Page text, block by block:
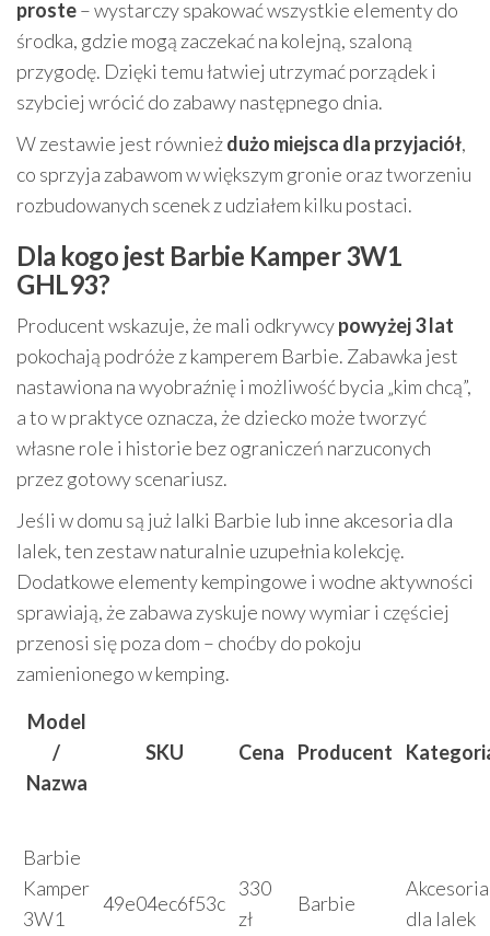
proste– wystarczy spakować wszystkie elementy do
środka, gdzie mogą zaczekać na kolejną, szaloną
przygodę. Dzięki temu łatwiej utrzymać porządek i
szybciej wrócić do zabawy następnego dnia.
W zestawie jest równieżdużo miejsca dla przyjaciół,
co sprzyja zabawom w większym gronie oraz tworzeniu
rozbudowanych scenek z udziałem kilku postaci.
Dla kogo jest Barbie Kamper 3W1
GHL93?
Producent wskazuje, że mali odkrywcypowyżej 3 lat
pokochają podróże z kamperem Barbie. Zabawka jest
nastawiona na wyobraźnię i możliwość bycia „kim chcą”,
a to w praktyce oznacza, że dziecko może tworzyć
własne role i historie bez ograniczeń narzuconych
przez gotowy scenariusz.
Jeśli w domu są już lalki Barbie lub inne akcesoria dla
lalek, ten zestaw naturalnie uzupełnia kolekcję.
Dodatkowe elementy kempingowe i wodne aktywności
sprawiają, że zabawa zyskuje nowy wymiar i częściej
przenosi się poza dom – choćby do pokoju
zamienionego w kemping.
Model
/
Nazwa
SKU Cena Producent
Barbie
Kamper
3W1
49e04ec6f53c
330
zł
Barbie
Akcesoria
dla lalek